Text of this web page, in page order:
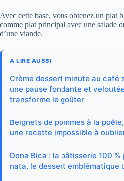
Avec cette base, vous obtenez un plat
comme plat principal avec une salade
d’une viande.
A LIRE AUSSI
Crème dessert minute au café
une pause fondante et
transforme le goûter
Beignets de pommes à la
une recette impossible à
Dona Bica : la pâtisserie 100 %
nata, le dessert emblématique